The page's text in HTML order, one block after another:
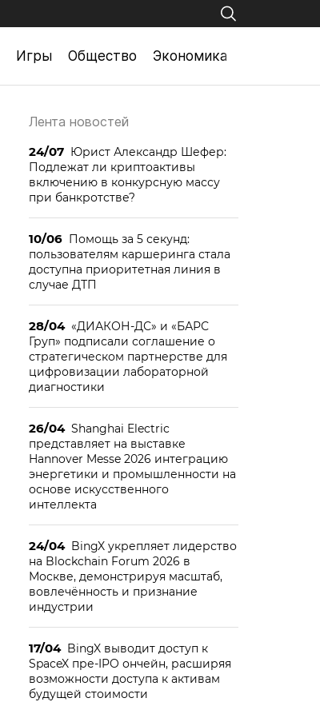
Игры Общество Экономика
Лента новостей
24/07 Юрист Александр Шефер:
Подлежат ли криптоактивы
включению в конкурсную массу
при банкротстве?
10/06 Помощь за 5 секунд:
пользователям каршеринга стала
доступна приоритетная линия в
случае ДТП
28/04 «ДИАКОН-ДС» и «БАРС
Груп» подписали соглашение о
стратегическом партнерстве для
цифровизации лабораторной
диагностики
26/04 Shanghai Electric
представляет на выставке
Hannover Messe 2026 интеграцию
энергетики и промышленности на
основе искусственного
интеллекта
24/04 BingX укрепляет лидерство
на Blockchain Forum 2026 в
Москве, демонстрируя масштаб,
вовлечённость и признание
индустрии
17/04 BingX выводит доступ к
SpaceX пре-IPO ончейн, расширяя
возможности доступа к активам
будущей стоимости